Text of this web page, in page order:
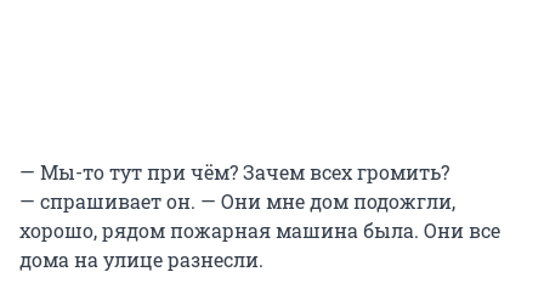
— Мы-то тут при чём? Зачем всех громить?
— спрашивает он. — Они мне дом подожгли,
хорошо, рядом пожарная машина была. Они все
дома на улице разнесли.